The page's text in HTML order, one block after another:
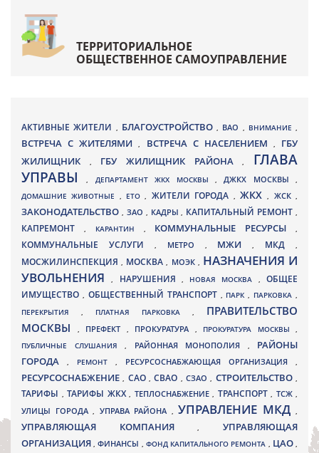
ТЕРРИТОРИАЛЬНОЕ
ОБЩЕСТВЕННОЕ САМОУПРАВЛЕНИЕ
АКТИВНЫЕ ЖИТЕЛИ , БЛАГОУСТРОЙСТВО , ВАО , ВНИМАНИЕ ,
ВСТРЕЧА С ЖИТЕЛЯМИ, ВСТРЕЧА С НАСЕЛЕНИЕМ , ГБУ
ЖИЛИЩНИК
, ГБУ ЖИЛИЩНИК РАЙОНА, ГЛАВА
УПРАВЫ, ДЕПАРТАМЕНТ ЖКХ МОСКВЫ ,ДЖКХ МОСКВЫ ,
ДОМАШНИЕ ЖИВОТНЫЕ , ЕТО, ЖИТЕЛИ ГОРОДА , ЖКХ, ЖСК,
ЗАКОНОДАТЕЛЬСТВО , ЗАО , КАДРЫ, КАПИТАЛЬНЫЙ РЕМОНТ ,
КАПРЕМОНТ , КАРАНТИН , КОММУНАЛЬНЫЕ РЕСУРСЫ,
КОММУНАЛЬНЫЕ УСЛУГИ , МЕТРО , МЖИ, МКД ,
МОСЖИЛИНСПЕКЦИЯ, МОСКВА , МОЭК , НАЗНАЧЕНИЯ И
УВОЛЬНЕНИЯ, НАРУШЕНИЯ , НОВАЯ МОСКВА ,ОБЩЕЕ
ИМУЩЕСТВО , ОБЩЕСТВЕННЫЙ ТРАНСПОРТ , ПАРК, ПАРКОВКА ,
ПЕРЕКРЫТИЯ , ПЛАТНАЯ ПАРКОВКА , ПРАВИТЕЛЬСТВО
МОСКВЫ
, ПРЕФЕКТ , ПРОКУРАТУРА , ПРОКУРАТУРА МОСКВЫ ,
ПУБЛИЧНЫЕ СЛУШАНИЯ , РАЙОННАЯ МОНОПОЛИЯ , РАЙОНЫ
ГОРОДА
, РЕМОНТ , РЕСУРСОСНАБЖАЮЩАЯ ОРГАНИЗАЦИЯ ,
РЕСУРСОСНАБЖЕНИЕ, САО,СВАО ,СЗАО, СТРОИТЕЛЬСТВО,
ТАРИФЫ , ТАРИФЫ ЖКХ , ТЕПЛОСНАБЖЕНИЕ , ТРАНСПОРТ , ТСЖ ,
УЛИЦЫ ГОРОДА , УПРАВА РАЙОНА , УПРАВЛЕНИЕ МКД ,
УПРАВЛЯЮЩАЯ КОМПАНИЯ,УПРАВЛЯЮЩАЯ
ОРГАНИЗАЦИЯ,ФИНАНСЫ , ФОНД КАПИТАЛЬНОГО РЕМОНТА , ЦАО,